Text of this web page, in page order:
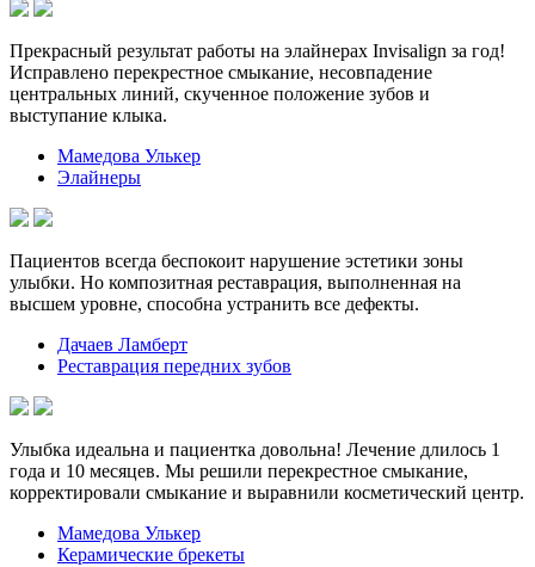
Прекрасный результат работы на элайнерах Invisalign за год!
Исправлено перекрестное смыкание, несовпадение
центральных линий, скученное положение зубов и
выступание клыка.
Мамедова Улькер
Элайнеры
Пациентов всегда беспокоит нарушение эстетики зоны
улыбки. Но композитная реставрация, выполненная на
высшем уровне, способна устранить все дефекты.
Дачаев Ламберт
Реставрация передних зубов
Улыбка идеальна и пациентка довольна! Лечение длилось 1
года и 10 месяцев. Мы решили перекрестное смыкание,
корректировали смыкание и выравнили косметический центр.
Мамедова Улькер
Керамические брекеты